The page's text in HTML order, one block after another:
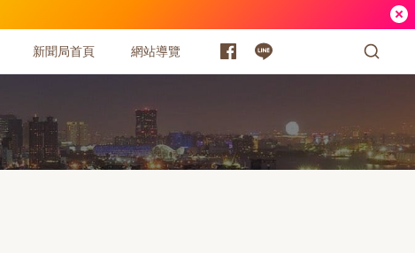
新聞局首頁 網站導覽